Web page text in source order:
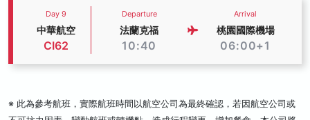
Day 9
中華航空
CI62
Departure
法蘭克福
10:40
Arrival
桃園國際機場
06:00+1
※ 此為參考航班，實際航班時間以航空公司為最終確認，若因航空公司或